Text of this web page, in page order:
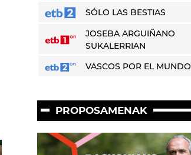
SÓLO LAS BESTIAS
JOSEBA ARGUIÑANO
SUKALERRIAN
VASCOS POR EL MUNDO
PROPOSAMENAK